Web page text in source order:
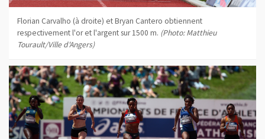
Florian Carvalho (à droite) et Bryan Cantero obtiennent
respectivement l'or et l'argent sur 1500 m. (Photo: Matthieu
Tourault/Ville d'Angers)